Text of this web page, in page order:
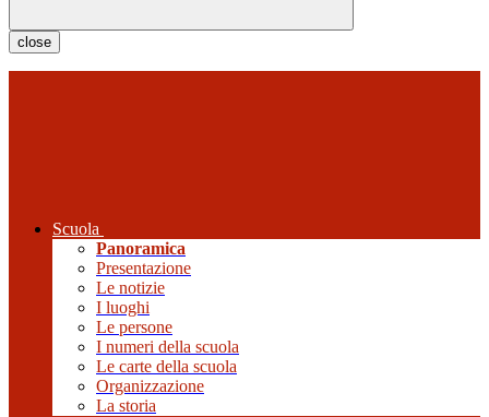
close
Scuola
Panoramica
Presentazione
Le notizie
I luoghi
Le persone
I numeri della scuola
Le carte della scuola
Organizzazione
La storia